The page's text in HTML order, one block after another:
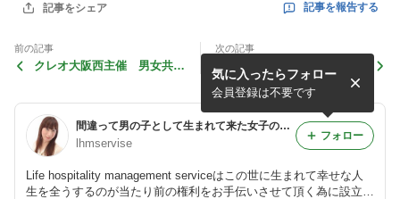
記事をシェア 記事を報告する
前の記事
クレオ大阪西主催 男女共同
せて頂きます
次の記事
【2018/6/23 質疑回答④】
性同一性障害当事者である私
自身の『生の声』の講演会
間違って男の子として生まれて来た女子のブログ
lhmservise
Life hospitality management serviceはこの世に生まれて幸せな人
生を全うするのが当たり前の権利をお手伝いさせて頂く為に設立し
気に入ったらフォロー
会員登録は不要です
フォロー